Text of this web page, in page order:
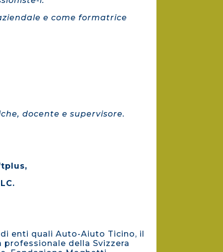
e come formatrice
docente e supervisore.
enti quali Auto-Aiuto Ticino, il
della Svizzera